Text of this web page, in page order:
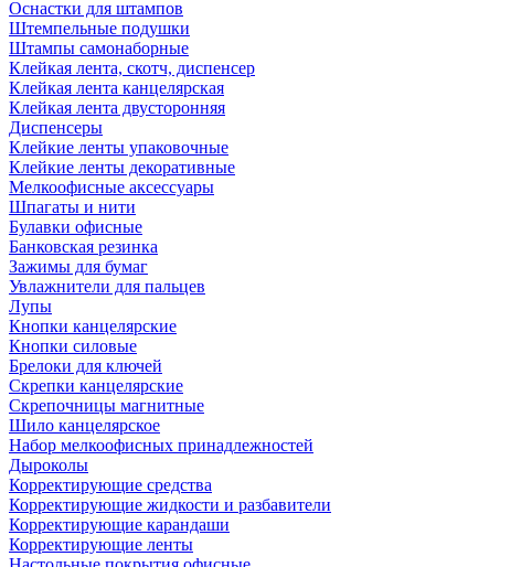
Оснастки для штампов
Штемпельные подушки
Штампы самонаборные
Клейкая лента, скотч, диспенсер
Клейкая лента канцелярская
Клейкая лента двусторонняя
Диспенсеры
Клейкие ленты упаковочные
Клейкие ленты декоративные
Мелкоофисные аксессуары
Шпагаты и нити
Булавки офисные
Банковская резинка
Зажимы для бумаг
Увлажнители для пальцев
Лупы
Кнопки канцелярские
Кнопки силовые
Брелоки для ключей
Скрепки канцелярские
Скрепочницы магнитные
Шило канцелярское
Набор мелкоофисных принадлежностей
Дыроколы
Корректирующие средства
Корректирующие жидкости и разбавители
Корректирующие карандаши
Корректирующие ленты